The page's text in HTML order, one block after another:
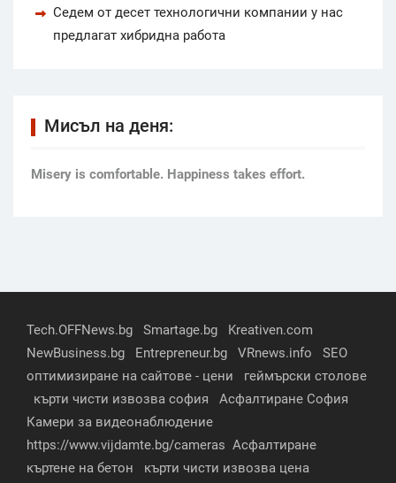
Седем от десет технологични компании у нас
предлагат хибридна работа
Мисъл на деня:
Мisery is comfortable. Happiness takes effort.
Tech.OFFNews.bg Smartage.bg
Kreativen.com
NewBusiness.bg
Entrepreneur.bg VRnews.info
SEO
оптимизиране на сайтове - цени
геймърски столове
кърти чисти извозва софия
Асфалтиране София
Камери за видеонаблюдение
https://www.vijdamte.bg/cameras Асфалтиране
къртене на бетон
кърти чисти извозва цена